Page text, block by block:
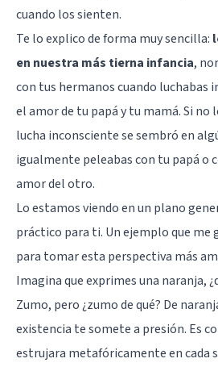
cuando los sienten.
Te lo explico de forma muy sencilla:
en nuestra más tierna infancia,
con tus hermanos cuando luchabas
el amor de tu papá y tu mamá. Si no
lucha inconsciente se sembró en
igualmente peleabas con tu papá o
amor del otro.
Lo estamos viendo en un plano
práctico para ti. Un ejemplo que
para tomar esta perspectiva más
Imagina que exprimes una naranja,
Zumo, pero ¿zumo de qué? De
existencia te somete a presión. Es
estrujara metafóricamente en cada